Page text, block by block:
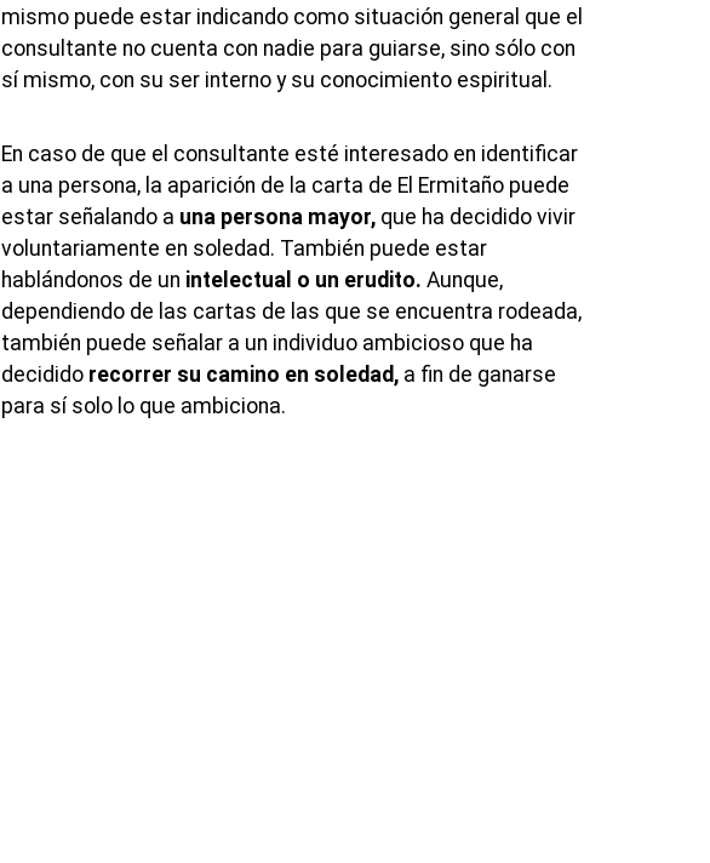
mismo puede estar indicando como situación general que el
consultante no cuenta con nadie para guiarse, sino sólo con
sí mismo, con su ser interno y su conocimiento espiritual.
En caso de que el consultante esté interesado en identificar
a una persona, la aparición de la carta de El Ermitaño puede
estar señalando a una persona mayor, que ha decidido vivir
voluntariamente en soledad. También puede estar
hablándonos de un intelectual o un erudito. Aunque,
dependiendo de las cartas de las que se encuentra rodeada,
también puede señalar a un individuo ambicioso que ha
decidido recorrer su camino en soledad, a fin de ganarse
para sí solo lo que ambiciona.